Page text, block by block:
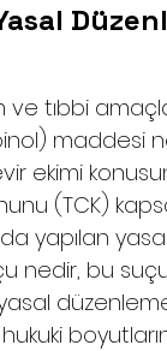
tıbbi
maddesi
ekimi
(TCK)
yapılan
nedir, bu